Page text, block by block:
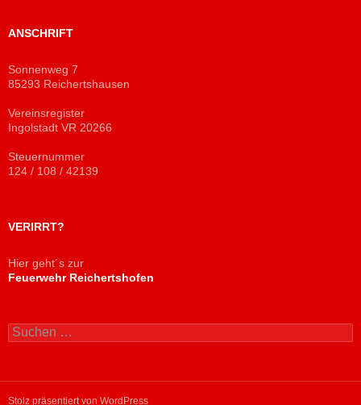
ANSCHRIFT
Sonnenweg 7
85293 Reichertshausen
Vereinsregister
Ingolstadt VR 20266
Steuernummer
124 / 108 / 42139
VERIRRT?
Hier geht´s zur
Feuerwehr Reichertshofen
Suchen
nach:
Stolz präsentiert von WordPress